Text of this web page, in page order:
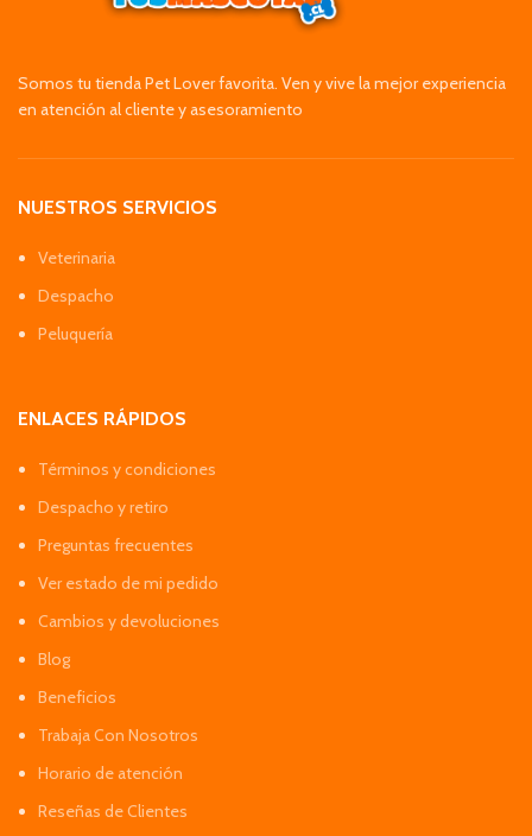
Somos tu tienda Pet Lover favorita. Ven y vive la mejor experiencia
en atención al cliente y asesoramiento
NUESTROS SERVICIOS
Veterinaria
Despacho
Peluquería
ENLACES RÁPIDOS
Términos y condiciones
Despacho y retiro
Preguntas frecuentes
Ver estado de mi pedido
Cambios y devoluciones
Blog
Beneficios
Trabaja Con Nosotros
Horario de atención
Reseñas de Clientes